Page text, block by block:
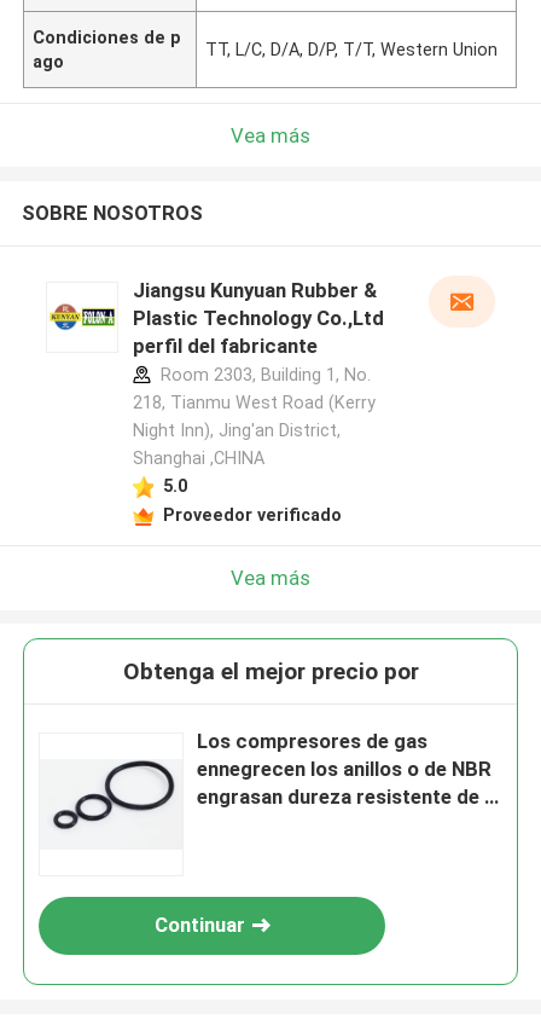
Condiciones de p
ago
TT, L/C, D/A, D/P, T/T, Western Union
Vea más
SOBRE NOSOTROS
Jiangsu Kunyuan Rubber &
Plastic Technology Co.,Ltd
perfil del fabricante
Room 2303, Building 1, No.
218, Tianmu West Road (Kerry
Night Inn), Jing'an District,
Shanghai ,CHINA
5.0
Proveedor verificado
Vea más
Obtenga el mejor precio por
Los compresores de gas
ennegrecen los anillos o de NBR
engrasan dureza resistente de la
Continuar